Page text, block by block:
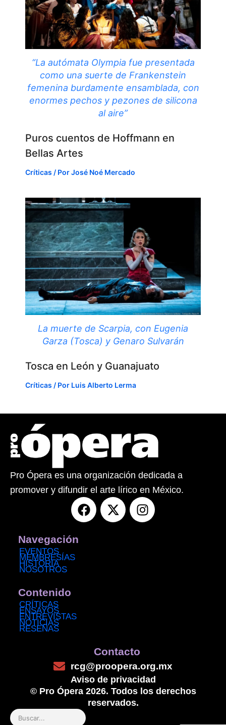
“La autómata Olympia fue presentada
como una suerte de Frankenstein
femenina burdamente ensamblada, con
enormes pechos y pezones de silicona
al aire”
Puros cuentos de Hoffmann en
Bellas Artes
Críticas / PorJosé Noé Mercado
La muerte de Scarpia, con Eugenia
Garza (Tosca) y Genaro Sulvarán
Tosca en León y Guanajuato
Críticas / Por Luis Alberto Lerma
Pro Ópera es una organización dedicada a
promover y difundir el arte lírico en México.
F
a
X
-
I
n
Navegación
EVENTOS
MEMBRESÍAS
HISTORIA
NOSOTROS
Contenido
CRÍTICAS
ENSAYOS
ENTREVISTAS
NOTICIAS
RESEÑAS
Contacto
rcg@proopera.org.mx
Aviso de privacidad
© Pro Ópera 2026. Todos los derechos
reservados.